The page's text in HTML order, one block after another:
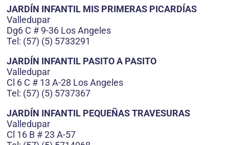
JARDÍN INFANTIL MIS PRIMERAS PICARDÍAS
Valledupar
Dg6 C # 9-36 Los Angeles
Tel: (57) (5) 5733291
JARDÍN INFANTIL PASITO A PASITO
Valledupar
Cl 6 C # 13 A-28 Los Angeles
Tel: (57) (5) 5737367
JARDÍN INFANTIL PEQUEÑAS TRAVESURAS
Valledupar
Cl 16 B # 23 A-57